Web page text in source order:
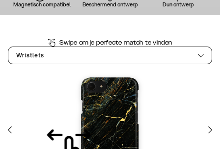
Magnetisch compatibel Beschermend ontwerp Dun ontwerp
Swipe om je perfecte match te vinden
Wristlets